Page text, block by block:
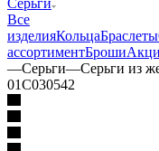
Все
изделияКольцаБраслеты
ассортиментБроши
—Серьги—Серьги из
01С030542